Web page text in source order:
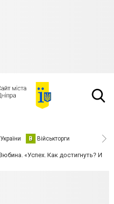
В Військторги
«Успех. Как достигнуть? И